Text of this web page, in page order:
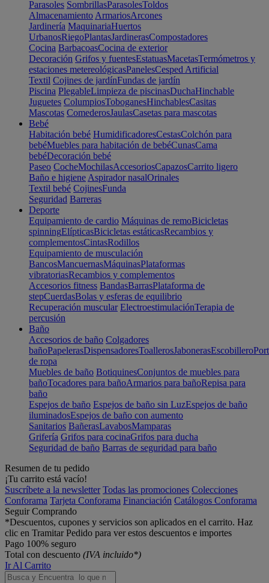
Parasoles SombrillasParasolesToldos
Almacenamiento ArmariosArcones
Jardinería MaquinariaHuertos
UrbanosRiegoPlantasJardinerasCompostadores
Cocina BarbacoasCocina de exterior
Decoración Grifos y fuentesEstatuasMacetasTermómetros y
estaciones metereológicasPanelesCesped Artificial
Textil Cojines de jardínFundas de jardín
Piscina PlegableLimpieza de piscinasDuchaHinchable
Juguetes ColumpiosToboganesHinchablesCasitas
Mascotas ComederosJaulasCasetas para mascotas
Bebé
Habitación bebé HumidificadoresCestasColchón para
bebéMuebles para habitación de bebéCunasCama
bebéDecoración bebé
Paseo CocheMochilasAccesoriosCapazosCarrito ligero
Baño e higiene Aspirador nasalOrinales
Textil bebé CojinesFunda
Seguridad Barreras
Deporte
Equipamiento de cardio Máquinas de remoBicicletas
spinningElípticasBicicletas estáticasRecambios y
complementosCintasRodillos
Equipamiento de musculación
BancosMancuernasMáquinasPlataformas
vibratoriasRecambios y complementos
Accesorios fitness BandasBarrasPlataforma de
stepCuerdasBolas y esferas de equilibrio
Recuperación muscular ElectroestimulaciónTerapia de
percusión
Baño
Accesorios de baño Colgadores
bañoPapelerasDispensadoresToallerosJabonerasEscobillero
de ropa
Muebles de baño BotiquinesConjuntos de muebles para
bañoTocadores para bañoArmarios para bañoRepisa para
baño
Espejos de baño Espejos de baño sin LuzEspejos de baño
iluminadosEspejos de baño con aumento
Sanitarios BañerasLavabosMamparas
Grifería Grifos para cocinaGrifos para ducha
Seguridad de baño Barras de seguridad para baño
Resumen de tu pedido
¡Tu carrito está vacío!
Suscríbete a la newsletter Todas las promociones Colecciones
Conforama Tarjeta Conforama Financiación Catálogos Conforama
Seguir Comprando
*Descuentos, cupones y servicios son aplicados en el carrito. Haz
clic en Tramitar Pedido para ver estos descuentos e importes
Pago 100% seguro
Total con descuento (IVA incluido*)
Ir Al Carrito